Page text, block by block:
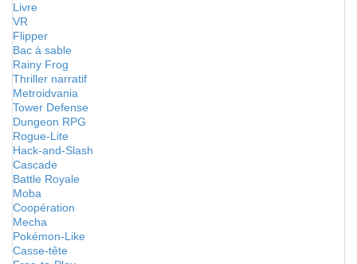
Livre
VR
Flipper
Bac à sable
Rainy Frog
Thriller narratif
Metroidvania
Tower Defense
Dungeon RPG
Rogue-Lite
Hack-and-Slash
Cascade
Battle Royale
Moba
Coopération
Mecha
Pokémon-Like
Casse-tête